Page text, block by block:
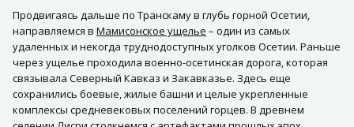
Продвигаясь дальше по Транскаму в глубь горной Осетии,
направляемся в Мамисонское ущелье – один из самых
удаленных и некогда труднодоступных уголков Осетии. Раньше
через ущелье проходила военно-осетинская дорога, которая
связывала Северный Кавказ и Закавказье. Здесь еще
сохранились боевые, жилые башни и целые укрепленные
комплексы средневековых поселений горцев. В древнем